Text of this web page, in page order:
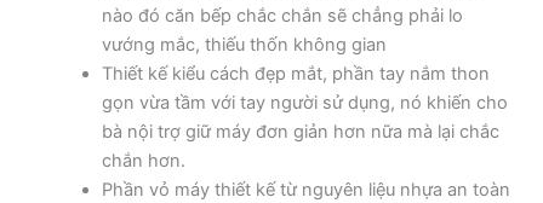
nào đó căn bếp chắc chắn sẽ chẳng phải lo
vướng mắc, thiếu thốn không gian
Thiết kế kiểu cách đẹp mắt, phần tay nắm thon
gọn vừa tầm với tay người sử dụng, nó khiến cho
bà nội trợ giữ máy đơn giản hơn nữa mà lại chắc
chắn hơn.
Phần vỏ máy thiết kế từ nguyên liệu nhựa an toàn